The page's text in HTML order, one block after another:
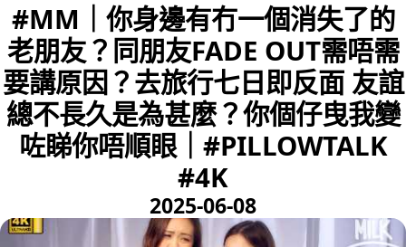
#MM｜你身邊有冇一個消失了的
老朋友？同朋友FADE OUT需唔需
要講原因？去旅行七日即反面 友誼
總不長久是為甚麼？你個仔曳我變
咗睇你唔順眼｜#PILLOWTALK
#4K
2025-06-08